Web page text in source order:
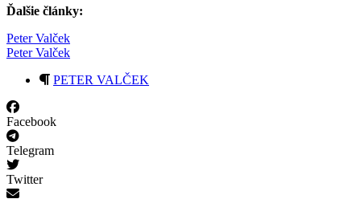
Ďalšie články:
Peter Valček
Peter Valček
PETER VALČEK
Facebook
Telegram
Twitter